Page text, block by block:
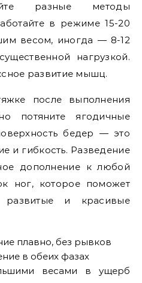
разные методы
в режиме 15-20
весом, иногда — 8-12
нагрузкой.
развитие мышц.
после выполнения
потяните ягодичные
бедер — это
и гибкость. Разведение
дополнение к любой
ног, которое поможет
развитые и красивые
плавно, без рывков
в обеих фазах
весами в ущерб